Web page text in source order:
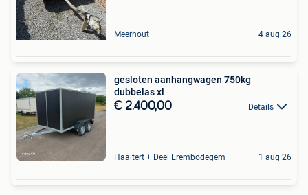
Meerhout 4 aug 26
gesloten aanhangwagen 750kg
dubbelas xl
€ 2.400,00 Details
Haaltert + Deel Erembodegem 1 aug 26